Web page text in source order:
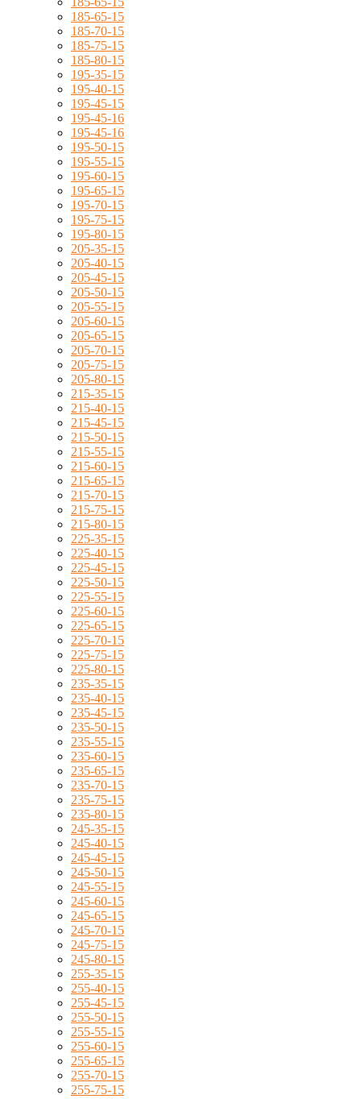
185-65-15
185-70-15
185-75-15
185-80-15
195-35-15
195-40-15
195-45-15
195-45-16
195-45-16
195-50-15
195-55-15
195-60-15
195-65-15
195-70-15
195-75-15
195-80-15
205-35-15
205-40-15
205-45-15
205-50-15
205-55-15
205-60-15
205-65-15
205-70-15
205-75-15
205-80-15
215-35-15
215-40-15
215-45-15
215-50-15
215-55-15
215-60-15
215-65-15
215-70-15
215-75-15
215-80-15
225-35-15
225-40-15
225-45-15
225-50-15
225-55-15
225-60-15
225-65-15
225-70-15
225-75-15
225-80-15
235-35-15
235-40-15
235-45-15
235-50-15
235-55-15
235-60-15
235-65-15
235-70-15
235-75-15
235-80-15
245-35-15
245-40-15
245-45-15
245-50-15
245-55-15
245-60-15
245-65-15
245-70-15
245-75-15
245-80-15
255-35-15
255-40-15
255-45-15
255-50-15
255-55-15
255-60-15
255-65-15
255-70-15
255-75-15